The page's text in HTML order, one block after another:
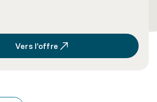
Vers l’offre